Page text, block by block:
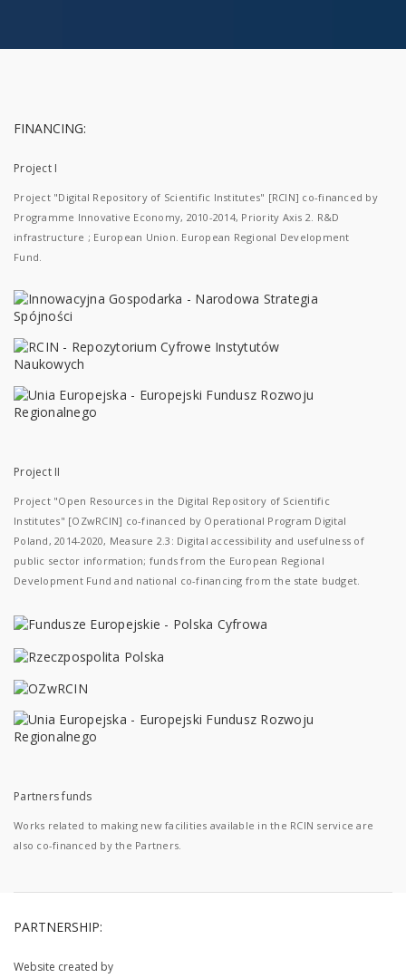
FINANCING:
Project I
Project "Digital Repository of Scientific Institutes" [RCIN] co-financed by
Programme Innovative Economy, 2010-2014, Priority Axis 2. R&D
infrastructure ; European Union. European Regional Development
Fund.
Project II
Project "Open Resources in the Digital Repository of Scientific
Institutes" [OZwRCIN] co-financed by Operational Program Digital
Poland, 2014-2020, Measure 2.3: Digital accessibility and usefulness of
public sector information; funds from the European Regional
Development Fund and national co-financing from the state budget.
Partners funds
Works related to making new facilities available in the RCIN service are
also co-financed by the Partners.
PARTNERSHIP:
Website created by